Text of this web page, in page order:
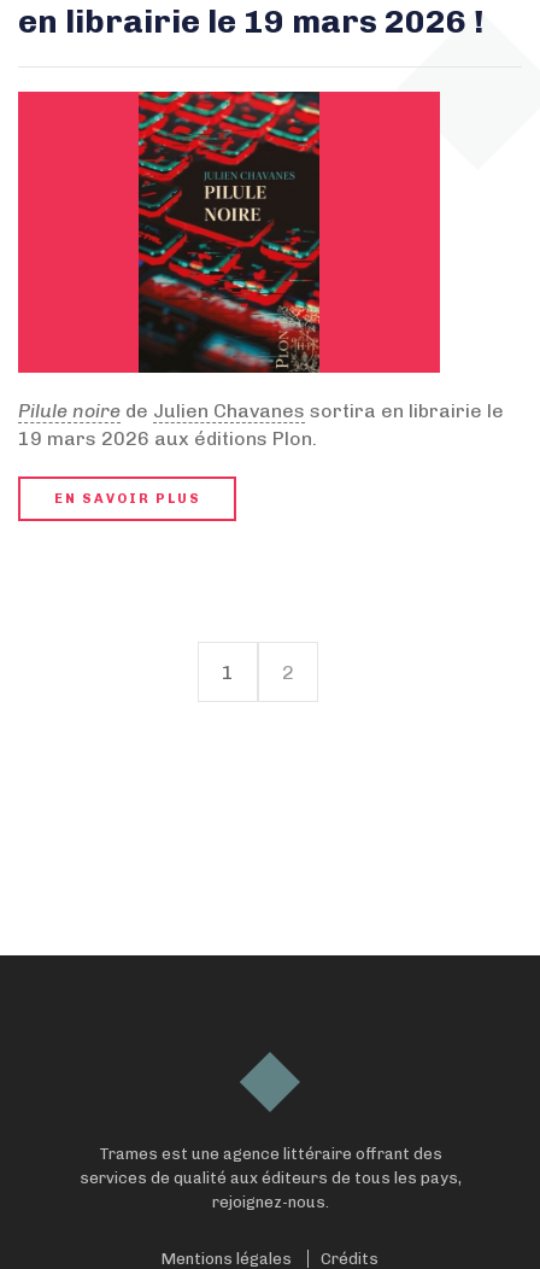
en librairie le 19 mars 2026 !
Pilule noire de Julien Chavanes sortira en librairie le
19 mars 2026 aux éditions Plon.
EN SAVOIR PLUS
1 2
Trames est une agence littéraire offrant des
services de qualité aux éditeurs de tous les pays,
rejoignez-nous.
Mentions légales Crédits